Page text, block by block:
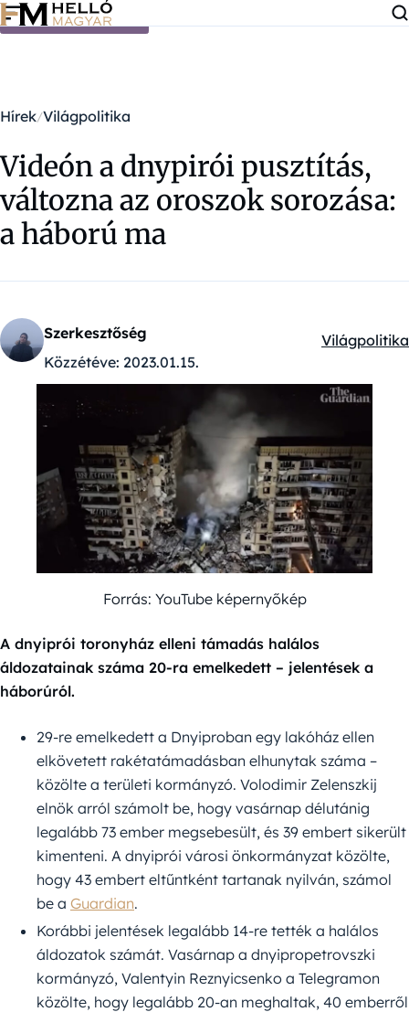
Ugrás a tartalomra
Hírek Világpolitika
Videón a dnypirói pusztítás,
változna az oroszok sorozása:
a háború ma
Szerkesztőség
Közzétéve: 2023.01.15.
Kategóriák:
Világpolitika
Forrás: YouTube képernyőkép
A dnyiprói toronyház elleni támadás halálos
áldozatainak száma 20-ra emelkedett – jelentések a
háborúról.
29-re emelkedett a Dnyiproban egy lakóház ellen
elkövetett rakétatámadásban elhunytak száma –
közölte a területi kormányzó. Volodimir Zelenszkij
elnök arról számolt be, hogy vasárnap délutánig
legalább 73 ember megsebesült, és 39 embert sikerült
kimenteni. A dnyiprói városi önkormányzat közölte,
hogy 43 embert eltűntként tartanak nyilván, számol
be a Guardian.
Korábbi jelentések legalább 14-re tették a halálos
áldozatok számát. Vasárnap a dnyipropetrovszki
kormányzó, Valentyin Reznyicsenko a Telegramon
közölte, hogy legalább 20-an meghaltak, 40 emberről